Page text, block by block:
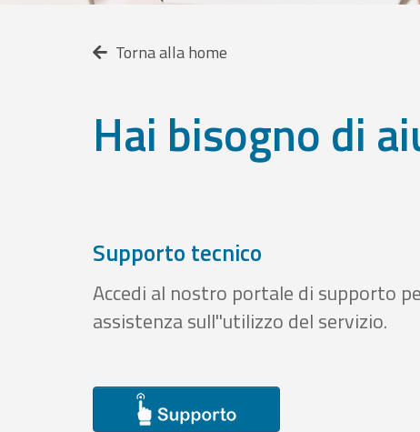
Torna alla home
Hai bisogno di
Supporto tecnico
Accedi al nostro portale di supporto
assistenza sull''utilizzo del servizio.